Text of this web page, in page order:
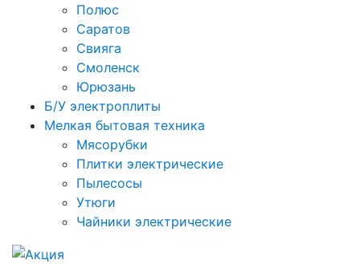
Полюс
Саратов
Свияга
Смоленск
Юрюзань
Б/У электроплиты
Мелкая бытовая техника
Мясорубки
Плитки электрические
Пылесосы
Утюги
Чайники электрические